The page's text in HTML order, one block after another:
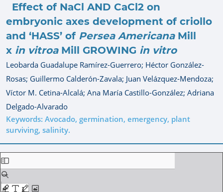
Effect of NaCl AND CaCl2 on
embryonic axes development of criollo
and ‘HASS’ of Persea AmericanaMill
x in vitroaMill GROWING in vitro
Leobarda Guadalupe Ramírez-Guerrero; Héctor González-
Rosas; Guillermo Calderón-Zavala; Juan Velázquez-Mendoza;
Víctor M. Cetina-Alcalá; Ana María Castillo-González; Adriana
Delgado-Alvarado
Keywords: Avocado, germination, emergency, plant
surviving, salinity.